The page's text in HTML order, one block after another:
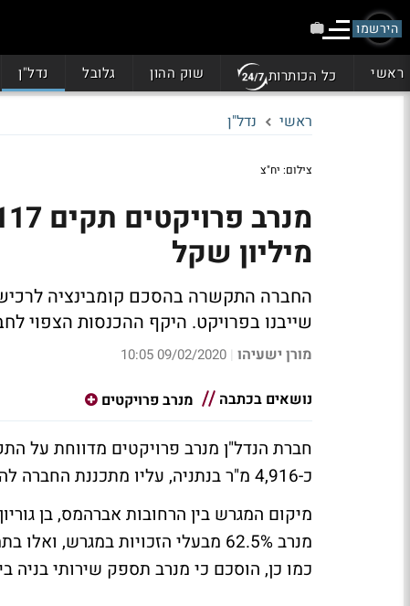
הירשמו
ראשי כל הכותרות שוק ההון גלובל נדל"ן
ראשי נדל"ן
צילום: יח"צ
מיליון שקל
שייבנו בפרויקט. היקף ההכנסות הצפוי לחברה כ-168
מורן ישעיהו |
09/02/2020 10:05
נושאים בכתבה מנרב פרויקטים
חברת הנדל"ן מנרב פרויקטים מדווחת על
כ-4,916 מ"ר בנתניה, עליו מתכננת החברה להקים פרויקט מגורים הכולל 117 יחידות דיור.
מיקום המגרש בין הרחובות אברהמס, בן
כמו כן, הוסכם כי מנרב תספק שירותי בניה ביחס לעד